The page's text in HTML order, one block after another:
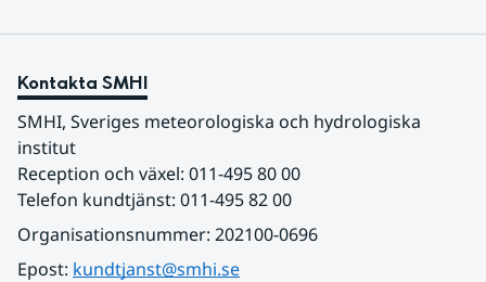
Kontakta SMHI
SMHI, Sveriges meteorologiska och hydrologiska
institut
Reception och växel: 011-495 80 00
Telefon kundtjänst: 011-495 82 00
Organisationsnummer: 202100-0696
Epost: kundtjanst@smhi.se